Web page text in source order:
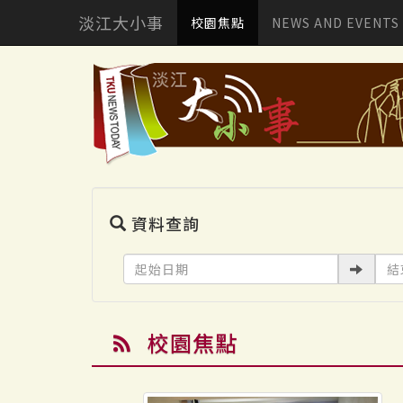
淡江大小事 校園焦點 NEWS AND EVENTS
資料查詢
校園焦點